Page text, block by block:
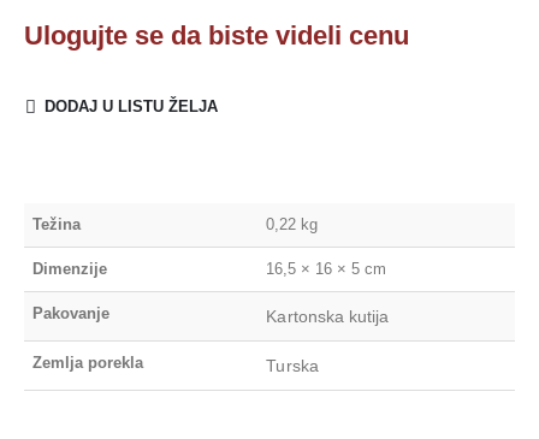
Ulogujte se da biste videli cenu
DODAJ U LISTU ŽELJA
Težina 0,22 kg
Dimenzije 16,5 × 16 × 5 cm
Pakovanje Kartonska kutija
Zemlja porekla Turska